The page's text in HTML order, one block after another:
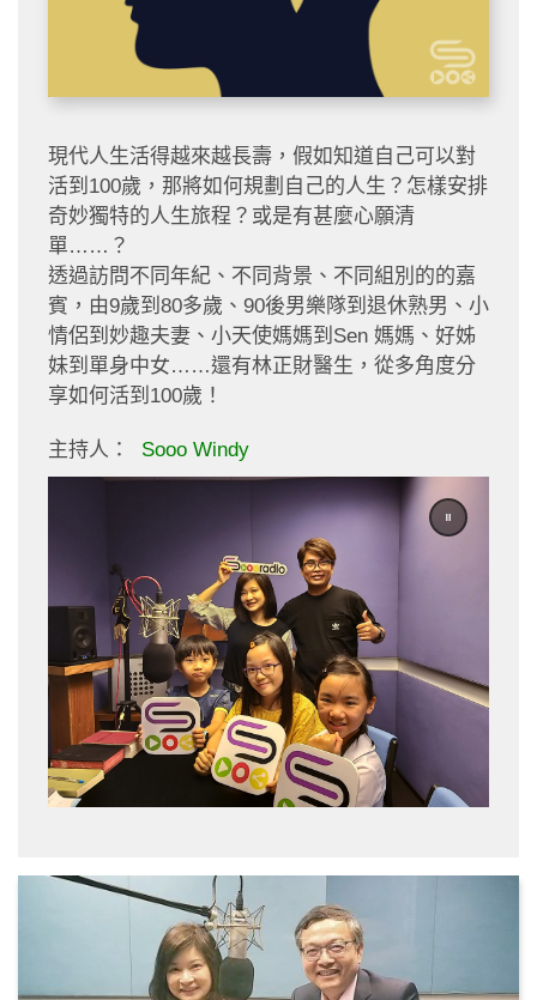
現代人生活得越來越長壽，假如知道自己可以對
活到100歲，那將如何規劃自己的人生？怎樣安排
奇妙獨特的人生旅程？或是有甚麼心願清
單……？
透過訪問不同年紀、不同背景、不同組別的的嘉
賓，由9歲到80多歲、90後男樂隊到退休熟男、小
情侶到妙趣夫妻、小天使媽媽到Sen 媽媽、好姊
妹到單身中女……還有林正財醫生，從多角度分
享如何活到100歲！
主持人： Sooo Windy